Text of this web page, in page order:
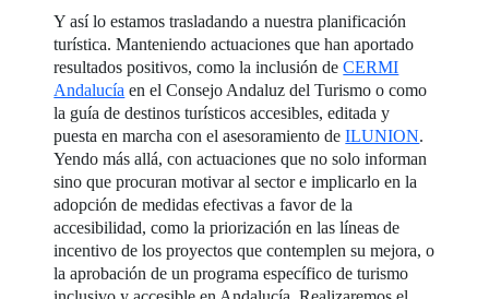
Y así lo estamos trasladando a nuestra planificación
turística. Manteniendo actuaciones que han aportado
resultados positivos, como la inclusión deCERMI
Andalucía en el Consejo Andaluz del Turismo o como
la guía de destinos turísticos accesibles, editada y
puesta en marcha con el asesoramiento deILUNION.
Yendo más allá, con actuaciones que no solo informan
sino que procuran motivar al sector e implicarlo en la
adopción de medidas efectivas a favor de la
accesibilidad, como la priorización en las líneas de
incentivo de los proyectos que contemplen su mejora, o
la aprobación de un programa específico de turismo